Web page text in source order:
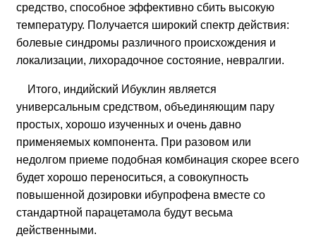
средство, способное эффективно сбить высокую
температуру. Получается широкий спектр действия:
болевые синдромы различного происхождения и
локализации, лихорадочное состояние, невралгии.
Итого, индийский Ибуклин является
универсальным средством, объединяющим пару
простых, хорошо изученных и очень давно
применяемых компонента. При разовом или
недолгом приеме подобная комбинация скорее всего
будет хорошо переноситься, а совокупность
повышенной дозировки ибупрофена вместе со
стандартной парацетамола будут весьма
действенными.